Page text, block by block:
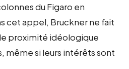
du Figaro en
cet appel, Bruckner ne fait
proximité idéologique
même si leurs intérêts sont